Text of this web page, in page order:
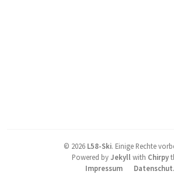
© 2026 L58-Ski. Einige Rechte
Powered byJekyll with Chirpy
Impressum